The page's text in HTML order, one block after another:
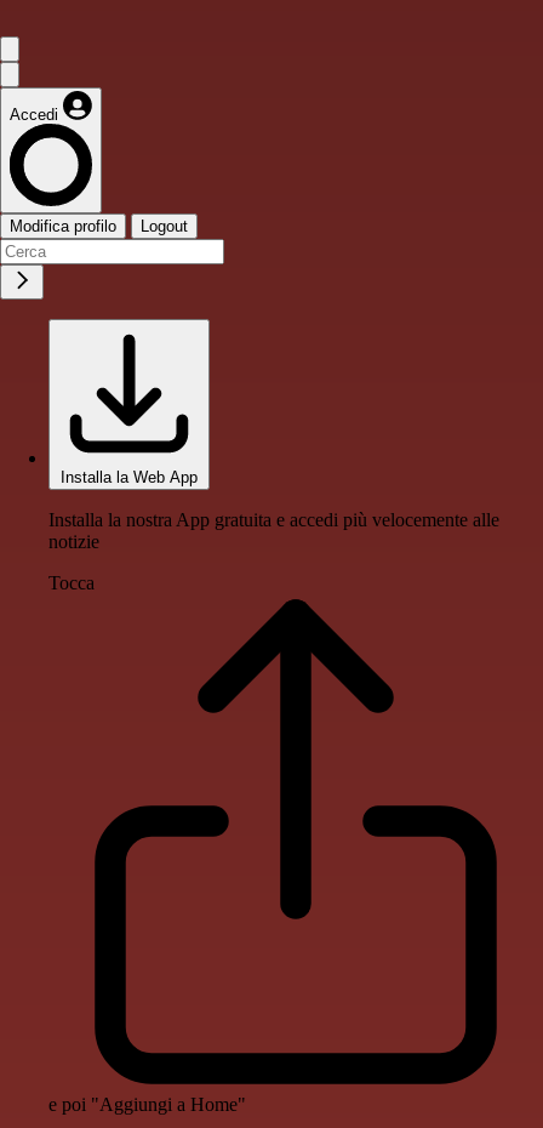
Accedi
Modifica profilo Logout
Installa la Web App
Installa la nostra App gratuita e accedi più velocemente alle
notizie
Tocca
e poi "Aggiungi a Home"